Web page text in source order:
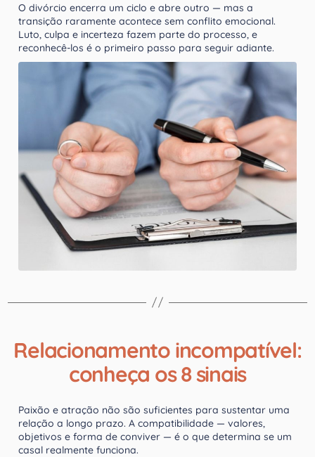
O divórcio encerra um ciclo e abre outro — mas a
transição raramente acontece sem conflito emocional.
Luto, culpa e incerteza fazem parte do processo, e
reconhecê-los é o primeiro passo para seguir adiante.
Relacionamento incompatível:
conheça os 8 sinais
Paixão e atração não são suficientes para sustentar uma
relação a longo prazo. A compatibilidade — valores,
objetivos e forma de conviver — é o que determina se um
casal realmente funciona.